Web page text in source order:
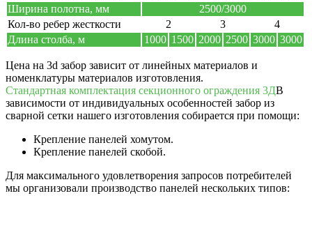
Ширина полотна, мм
2500/3000
Кол-во ребер жесткости
2 3
4
Длина столба, м
1000 1500 2000 2500 3000 3000
Цена на 3d забор зависит от линейных материалов и
номенклатуры материалов изготовления.
Стандартная комплектация секционного ограждения 3ДВ
зависимости от индивидуальных особенностей забор из
сварной сетки нашего изготовления собирается при помощи:
Крепление панелей хомутом.
Крепление панелей скобой.
Для максимального удовлетворения запросов потребителей
мы организовали производство панелей нескольких типов: